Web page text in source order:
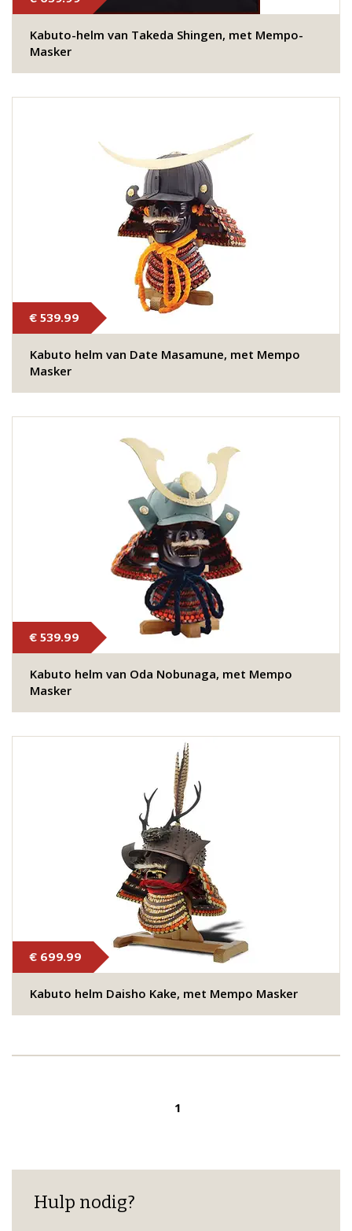
Kabuto-helm van Takeda Shingen, met Mempo-
Masker
€ 539.99
Kabuto helm van Date Masamune, met Mempo
Masker
€ 539.99
Kabuto helm van Oda Nobunaga, met Mempo
Masker
€ 699.99
Kabuto helm Daisho Kake, met Mempo Masker
1
Hulp nodig?